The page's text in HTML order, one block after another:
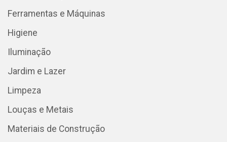
Ferramentas e Máquinas
Higiene
Iluminação
Jardim e Lazer
Limpeza
Louças e Metais
Materiais de Construção